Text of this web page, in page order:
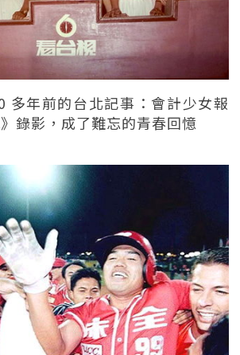
多年前的台北記事：會計少女報
錄影，成了難忘的青春回憶